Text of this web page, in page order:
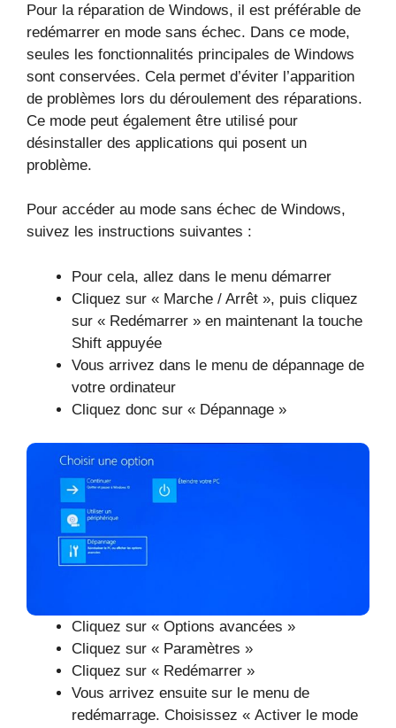
Pour la réparation de Windows, il est préférable de
redémarrer en mode sans échec. Dans ce mode,
seules les fonctionnalités principales de Windows
sont conservées. Cela permet d’éviter l’apparition
de problèmes lors du déroulement des réparations.
Ce mode peut également être utilisé pour
désinstaller des applications qui posent un
problème.
Pour accéder au mode sans échec de Windows,
suivez les instructions suivantes :
Pour cela, allez dans le menu démarrer
Cliquez sur « Marche / Arrêt », puis cliquez
sur « Redémarrer » en maintenant la touche
Shift appuyée
Vous arrivez dans le menu de dépannage de
votre ordinateur
Cliquez donc sur « Dépannage »
Cliquez sur « Options avancées »
Cliquez sur « Paramètres »
Cliquez sur « Redémarrer »
Vous arrivez ensuite sur le menu de
redémarrage. Choisissez « Activer le mode